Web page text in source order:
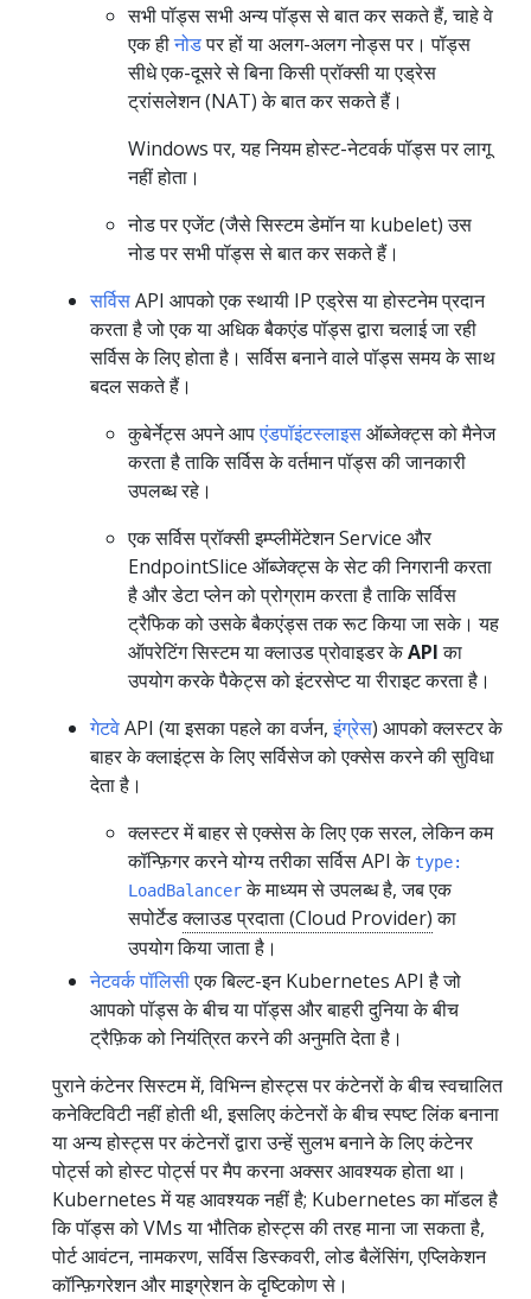
सभी पॉड्स सभी अन्य पॉड्स से बात कर सकते हैं, चाहे वे
एक हीनोडपर हों या अलग-अलग नोड्स पर। पॉड्स
सीधे एक-दूसरे से बिना किसी प्रॉक्सी या एड्रेस
ट्रांसलेशन (NAT) के बात कर सकते हैं।
Windows पर, यह नियम होस्ट-नेटवर्क पॉड्स पर लागू
नहीं होता।
नोड पर एजेंट (जैसे सिस्टम डेमॉन या kubelet) उस
नोड पर सभी पॉड्स से बात कर सकते हैं।
सर्विसAPI आपको एक स्थायी IP एड्रेस या होस्टनेम प्रदान
करता है जो एक या अधिक बैकएंड पॉड्स द्वारा चलाई जा रही
सर्विस के लिए होता है। सर्विस बनाने वाले पॉड्स समय के साथ
बदल सकते हैं।
कुबेर्नेट्स अपने आपएंडपॉइंटस्लाइसऑब्जेक्ट्स को मैनेज
करता है ताकि सर्विस के वर्तमान पॉड्स की जानकारी
उपलब्ध रहे।
एक सर्विस प्रॉक्सी इम्प्लीमेंटेशन Service और
EndpointSlice ऑब्जेक्ट्स के सेट की निगरानी करता
है और डेटा प्लेन को प्रोग्राम करता है ताकि सर्विस
ट्रैफिक को उसके बैकएंड्स तक रूट किया जा सके। यह
ऑपरेटिंग सिस्टम या क्लाउड प्रोवाइडर केAPIका
उपयोग करके पैकेट्स को इंटरसेप्ट या रीराइट करता है।
गेटवेAPI (या इसका पहले का वर्जन,इंग्रेस) आपको क्लस्टर के
बाहर के क्लाइंट्स के लिए सर्विसेज को एक्सेस करने की सुविधा
देता है।
क्लस्टर में बाहर से एक्सेस के लिए एक सरल, लेकिन कम
कॉन्फ़िगर करने योग्य तरीका सर्विस API के type:
LoadBalancerके माध्यम से उपलब्ध है, जब एक
सपोर्टेडक्लाउड प्रदाता (Cloud Provider)का
उपयोग किया जाता है।
नेटवर्क पॉलिसीएक बिल्ट-इन Kubernetes API है जो
आपको पॉड्स के बीच या पॉड्स और बाहरी दुनिया के बीच
ट्रैफ़िक को नियंत्रित करने की अनुमति देता है।
पुराने कंटेनर सिस्टम में, विभिन्न होस्ट्स पर कंटेनरों के बीच स्वचालित
कनेक्टिविटी नहीं होती थी, इसलिए कंटेनरों के बीच स्पष्ट लिंक बनाना
या अन्य होस्ट्स पर कंटेनरों द्वारा उन्हें सुलभ बनाने के लिए कंटेनर
पोर्ट्स को होस्ट पोर्ट्स पर मैप करना अक्सर आवश्यक होता था।
Kubernetes में यह आवश्यक नहीं है; Kubernetes का मॉडल है
कि पॉड्स को VMs या भौतिक होस्ट्स की तरह माना जा सकता है,
पोर्ट आवंटन, नामकरण, सर्विस डिस्कवरी, लोड बैलेंसिंग, एप्लिकेशन
कॉन्फ़िगरेशन और माइग्रेशन के दृष्टिकोण से।